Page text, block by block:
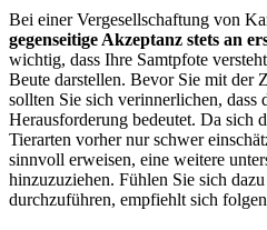
Bei einer Vergesellschaftung von
gegenseitige Akzeptanz stets an
wichtig, dass Ihre Samtpfote
Beute darstellen. Bevor Sie mit der
sollten Sie sich verinnerlichen, dass
Herausforderung bedeutet. Da sich
Tierarten vorher nur schwer
sinnvoll erweisen, eine weitere
hinzuzuziehen. Fühlen Sie sich
durchzuführen, empfiehlt sich